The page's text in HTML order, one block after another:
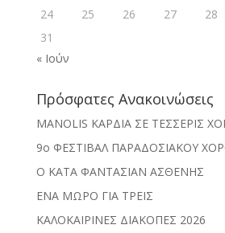
24
25 26 27 28
31
« Ιούν
Πρόσφατες Ανακοινώσεις
MANOLIS ΚΑΡΔΙΑ ΣΕ ΤΕΣΣΕΡΙΣ
9ο ΦΕΣΤΙΒΑΛ ΠΑΡΑΔΟΣΙΑΚΟΥ
Ο ΚΑΤΑ ΦΑΝΤΑΣΙΑΝ ΑΣΘΕΝΗΣ
ΕΝΑ ΜΩΡΟ ΓΙΑ ΤΡΕΙΣ
ΚΑΛΟΚΑΙΡΙΝΕΣ ΔΙΑΚΟΠΕΣ 2026